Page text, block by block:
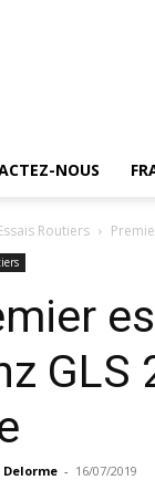
NOUS
Routiers
- 16/07/2019